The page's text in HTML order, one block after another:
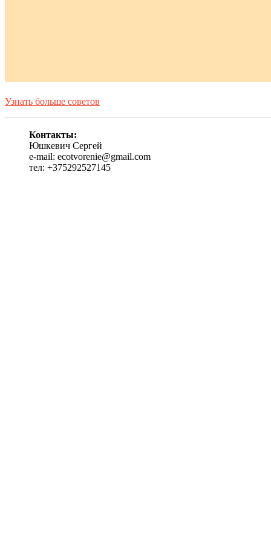
Узнать больше советов
Контакты:
Юшкевич Сергей
e-mail: ecotvorenie@gmail.com
тел: +375292527145